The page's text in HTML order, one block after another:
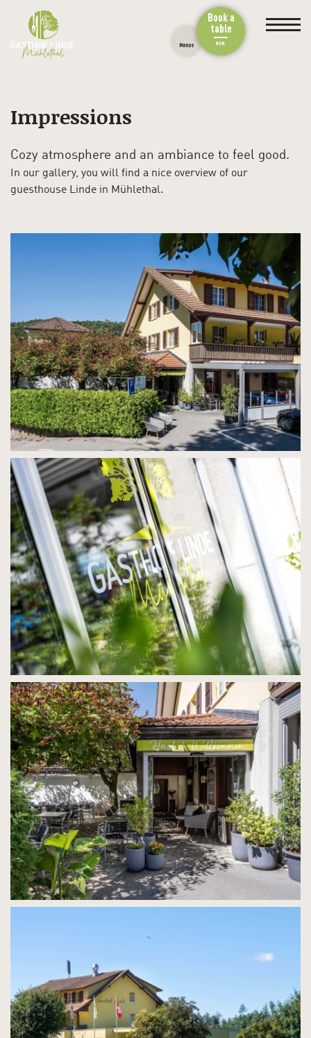
Book a
table
NOW
Menus
Impressions
Cozy atmosphere and an ambiance to feel good.
In our gallery, you will find a nice overview of our
guesthouse Linde in Mühlethal.